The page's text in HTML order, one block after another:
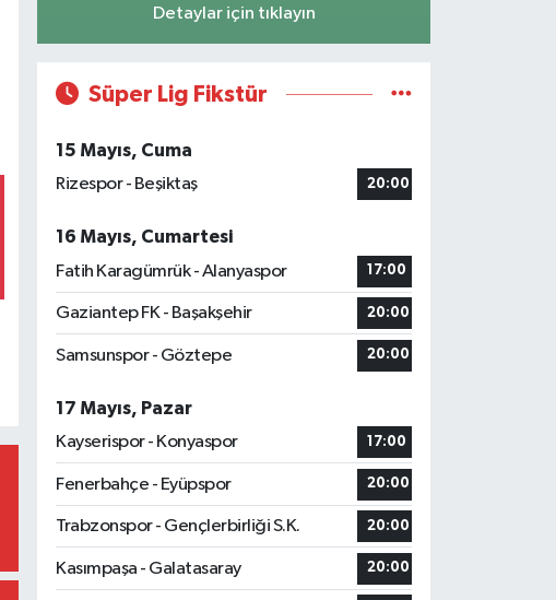
Detaylar için tıklayın
Süper Lig Fikstür
15 Mayıs, Cuma
Rizespor - Beşiktaş
20:00
16 Mayıs, Cumartesi
Fatih Karagümrük - Alanyaspor
17:00
Gaziantep FK - Başakşehir 20:00
Samsunspor - Göztepe 20:00
17 Mayıs, Pazar
Kayserispor - Konyaspor
17:00
Fenerbahçe - Eyüpspor 20:00
Trabzonspor - Gençlerbirliği S.K. 20:00
Kasımpaşa - Galatasaray 20:00